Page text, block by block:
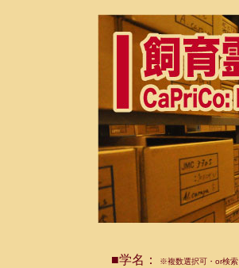
■学名： ※複数選択可・or検索